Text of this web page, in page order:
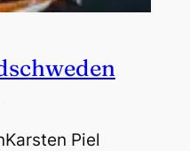
Karsten Piel